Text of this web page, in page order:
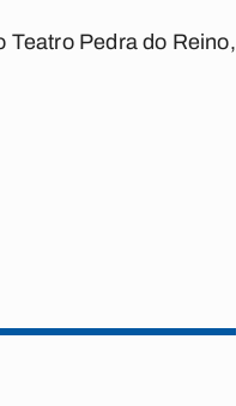
Teatro Pedra do Reino,